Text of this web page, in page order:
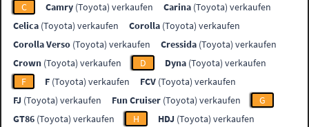
C
Camry (Toyota) verkaufen Carina (Toyota) verkaufen
Celica (Toyota) verkaufen Corolla (Toyota) verkaufen
Corolla Verso (Toyota) verkaufen Cressida (Toyota) verkaufen
Crown (Toyota) verkaufen D Dyna (Toyota) verkaufen
F
F (Toyota) verkaufen FCV (Toyota) verkaufen
FJ (Toyota) verkaufen Fun Cruiser (Toyota) verkaufen
G
GT86 (Toyota) verkaufen H HDJ (Toyota) verkaufen